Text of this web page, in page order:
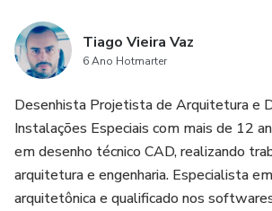
Tiago Vieira Vaz
6 Ano Hotmarter
Desenhista Projetista de Arquitetura e
Instalações Especiais com mais de 12
em desenho técnico CAD, realizando
arquitetura e engenharia. Especialista
arquitetônica e qualificado nos